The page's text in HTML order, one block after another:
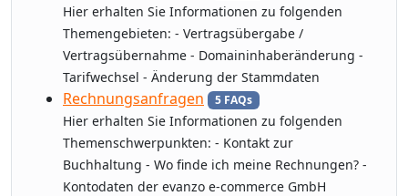
Hier erhalten Sie Informationen zu folgenden
Themengebieten: - Vertragsübergabe /
Vertragsübernahme - Domaininhaberänderung -
Tarifwechsel - Änderung der Stammdaten
Rechnungsanfragen 5 FAQs
Hier erhalten Sie Informationen zu folgenden
Themenschwerpunkten: - Kontakt zur
Buchhaltung - Wo finde ich meine Rechnungen? -
Kontodaten der evanzo e-commerce GmbH